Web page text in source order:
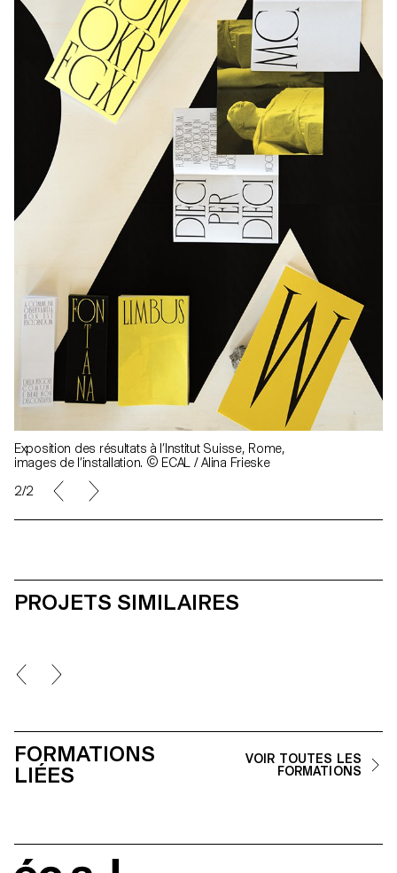
Exposition des résultats à l’Institut Suisse, Rome,
images de l’installation. © ECAL / Alina Frieske
2/2
PROJETS SIMILAIRES
FORMATIONS
LIÉES
VOIR TOUTES LES
FORMATIONS